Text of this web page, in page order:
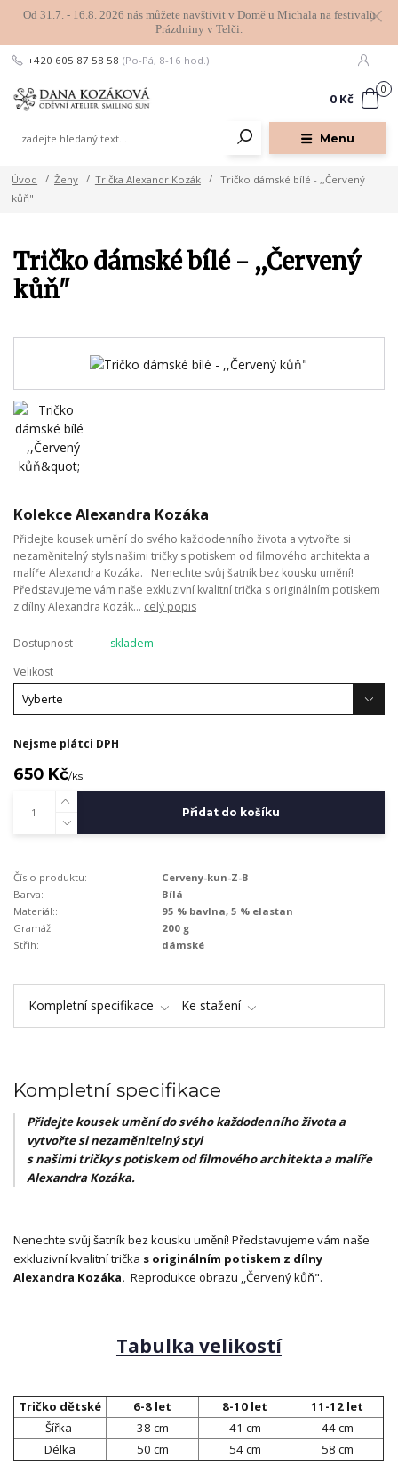
Od 31.7. - 16.8. 2026 nás můžete navštívit v Domě u Michala na festivalu
Prázdniny v Telči.
Menu
+420 605 87 58 58 (Po-Pá, 8-16 hod.)
0
0 Kč
Úvod Ženy Trička Alexandr Kozák
Tričko dámské bílé - ,,Červený
kůň"
Tričko dámské bílé - ,,Červený
kůň"
Kolekce Alexandra Kozáka
Přidejte kousek umění do svého každodenního života a vytvořte si
nezaměnitelný styls našimi tričky s potiskem od filmového architekta a
malíře Alexandra Kozáka. Nenechte svůj šatník bez kousku umění!
Představujeme vám naše exkluzivní kvalitní trička s originálním potiskem
z dílny Alexandra Kozák... celý popis
Dostupnost
skladem
Velikost
Nejsme plátci DPH
650 Kč/ks
Přidat do košíku
Číslo produktu:
Cerveny-kun-Z-B
Barva:
Bílá
Materiál::
95 % bavlna, 5 % elastan
Gramáž:
200 g
Střih:
dámské
Kompletní specifikace Ke stažení
Kompletní specifikace
Přidejte kousek umění do svého každodenního života a
vytvořte si nezaměnitelný styl
s našimi tričky s potiskem od filmového architekta a malíře
Alexandra Kozáka.
Nenechte svůj šatník bez kousku umění! Představujeme vám naše
exkluzivní kvalitní trička s originálním potiskem z dílny
Alexandra Kozáka. Reprodukce obrazu ,,Červený kůň".
Tabulka velikostí
Tričko dětské 6-8 let 8-10 let
11-12 let
Šířka
38 cm 41 cm
44 cm
Délka
50 cm 54 cm 58 cm